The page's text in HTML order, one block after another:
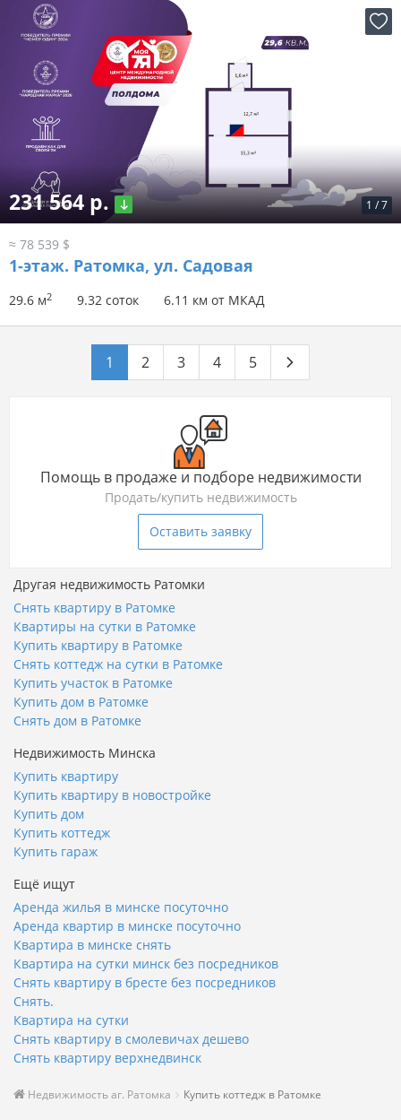
1 /7
231 564 р.
≈ 78 539 $
1-этаж. Ратомка, ул. Садовая
29.6 м2 9.32 соток 6.11 км от МКАД
1 2 3 4 5
Помощь в продаже и подборе недвижимости
Продать/купить недвижимость
Оставить заявку
Другая недвижимость Ратомки
Снять квартиру в Ратомке
Квартиры на сутки в Ратомке
Купить квартиру в Ратомке
Снять коттедж на сутки в Ратомке
Купить участок в Ратомке
Купить дом в Ратомке
Снять дом в Ратомке
Недвижимость Минска
Купить квартиру
Купить квартиру в новостройке
Купить дом
Купить коттедж
Купить гараж
Ещё ищут
Аренда жилья в минске посуточно
Аренда квартир в минске посуточно
Квартира в минске снять
Квартира на сутки минск без посредников
Снять квартиру в бресте без посредников
Снять.
Квартира на сутки
Снять квартиру в смолевичах дешево
Снять квартиру верхнедвинск
Недвижимость аг. Ратомка Купить коттедж в Ратомке